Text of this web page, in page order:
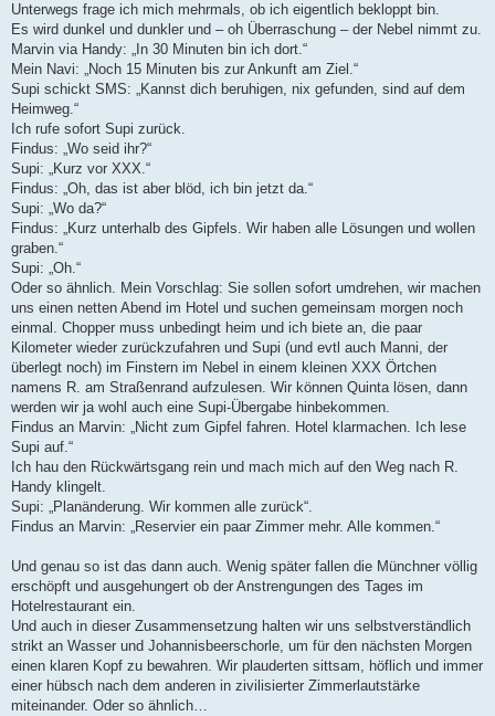
Unterwegs frage ich mich mehrmals, ob ich eigentlich bekloppt bin.
Es wird dunkel und dunkler und – oh Überraschung – der Nebel nimmt zu.
Marvin via Handy: „In 30 Minuten bin ich dort.“
Mein Navi: „Noch 15 Minuten bis zur Ankunft am Ziel.“
Supi schickt SMS: „Kannst dich beruhigen, nix gefunden, sind auf dem
Heimweg.“
Ich rufe sofort Supi zurück.
Findus: „Wo seid ihr?“
Supi: „Kurz vor XXX.“
Findus: „Oh, das ist aber blöd, ich bin jetzt da.“
Supi: „Wo da?“
Findus: „Kurz unterhalb des Gipfels. Wir haben alle Lösungen und wollen
graben.“
Supi: „Oh.“
Oder so ähnlich. Mein Vorschlag: Sie sollen sofort umdrehen, wir machen
uns einen netten Abend im Hotel und suchen gemeinsam morgen noch
einmal. Chopper muss unbedingt heim und ich biete an, die paar
Kilometer wieder zurückzufahren und Supi (und evtl auch Manni, der
überlegt noch) im Finstern im Nebel in einem kleinen XXX Örtchen
namens R. am Straßenrand aufzulesen. Wir können Quinta lösen, dann
werden wir ja wohl auch eine Supi-Übergabe hinbekommen.
Findus an Marvin: „Nicht zum Gipfel fahren. Hotel klarmachen. Ich lese
Supi auf.“
Ich hau den Rückwärtsgang rein und mach mich auf den Weg nach R.
Handy klingelt.
Supi: „Planänderung. Wir kommen alle zurück“.
Findus an Marvin: „Reservier ein paar Zimmer mehr. Alle kommen.“
Und genau so ist das dann auch. Wenig später fallen die Münchner völlig
erschöpft und ausgehungert ob der Anstrengungen des Tages im
Hotelrestaurant ein.
Und auch in dieser Zusammensetzung halten wir uns selbstverständlich
strikt an Wasser und Johannisbeerschorle, um für den nächsten Morgen
einen klaren Kopf zu bewahren. Wir plauderten sittsam, höflich und immer
einer hübsch nach dem anderen in zivilisierter Zimmerlautstärke
miteinander. Oder so ähnlich…